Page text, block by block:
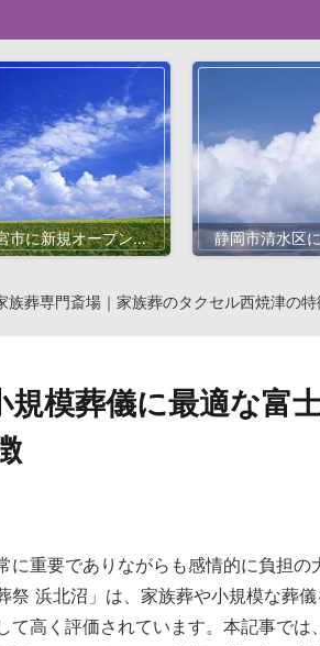
市に新規オープン！
静岡市清水区
葬専門斎場｜家族葬のタクセル西焼津の特
模葬儀に最適な富
重要でありながらも感情的に負担の
祭 浜北沼」は、家族葬や小規模な葬
て高く評価されています。本記事では